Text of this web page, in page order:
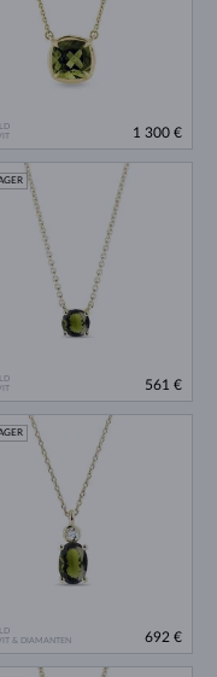
1 300 €
561 €
& DIAMANTEN
692 €